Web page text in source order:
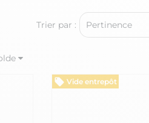
Trier par : Pertinence
Vide entrepôt